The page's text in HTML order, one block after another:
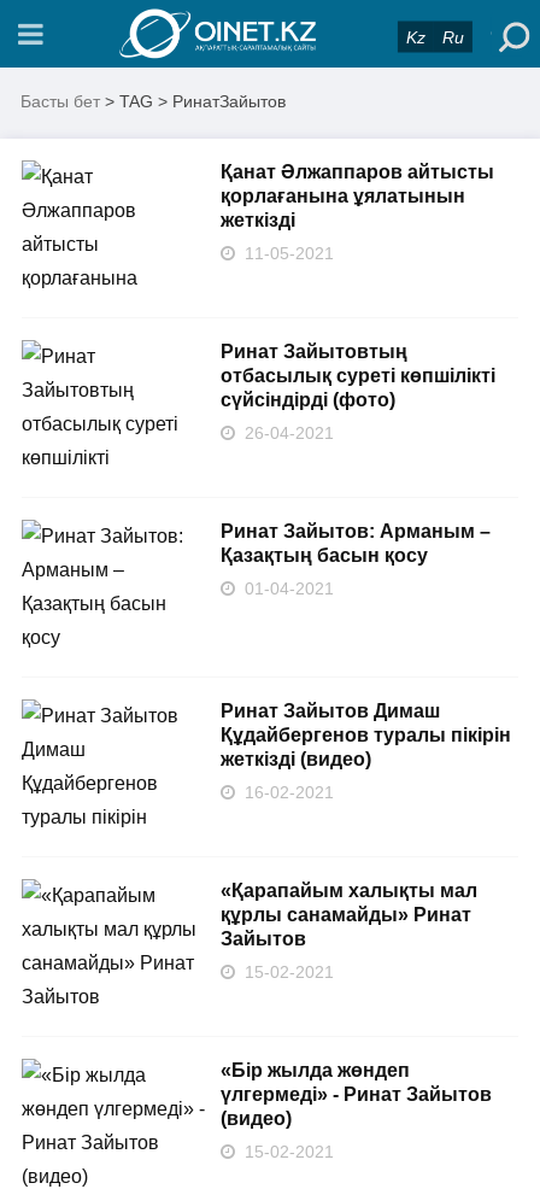
Kz Ru
Басты бет > TAG > РинатЗайытов
Қанат Әлжаппаров айтысты
қорлағанына ұялатынын
жеткізді
11-05-2021
Ринат Зайытовтың
отбасылық суреті көпшілікті
сүйсіндірді (фото)
26-04-2021
Ринат Зайытов: Арманым –
Қазақтың басын қосу
01-04-2021
Ринат Зайытов Димаш
Құдайбергенов туралы пікірін
жеткізді (видео)
16-02-2021
«Қарапайым халықты мал
құрлы санамайды» Ринат
Зайытов
15-02-2021
«Бір жылда жөндеп
үлгермеді» - Ринат Зайытов
(видео)
15-02-2021